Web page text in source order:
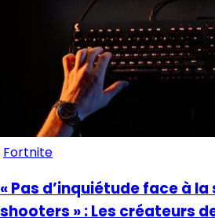
Fortnite
« Pas d’inquiétude face à
shooters » : Les créateurs